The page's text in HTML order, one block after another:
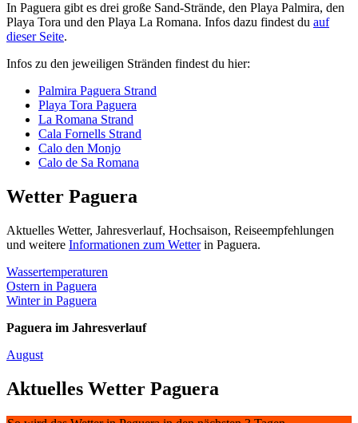
In Paguera gibt es drei große Sand-Strände, den Playa Palmira, den
Playa Tora und den Playa La Romana. Infos dazu findest du auf
dieser Seite.
Infos zu den jeweiligen Stränden findest du hier:
Palmira Paguera Strand
Playa Tora Paguera
La Romana Strand
Cala Fornells Strand
Calo den Monjo
Calo de Sa Romana
Wetter Paguera
Aktuelles Wetter, Jahresverlauf, Hochsaison, Reiseempfehlungen
und weitere Informationen zum Wetterin Paguera.
Wassertemperaturen
Ostern in Paguera
Winter in Paguera
Paguera im Jahresverlauf
August
Aktuelles Wetter Paguera